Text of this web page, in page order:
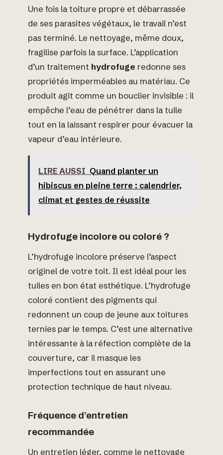
Une fois la toiture propre et débarrassée
de ses parasites végétaux, le travail n’est
pas terminé. Le nettoyage, même doux,
fragilise parfois la surface. L’application
d’un traitement hydrofuge redonne ses
propriétés imperméables au matériau. Ce
produit agit comme un bouclier invisible : il
empêche l’eau de pénétrer dans la tuile
tout en la laissant respirer pour évacuer la
vapeur d’eau intérieure.
LIRE AUSSI Quand planter un
hibiscus en pleine terre : calendrier,
climat et gestes de réussite
Hydrofuge incolore ou coloré ?
L’hydrofuge incolore préserve l’aspect
originel de votre toit. Il est idéal pour les
tuiles en bon état esthétique. L’hydrofuge
coloré contient des pigments qui
redonnent un coup de jeune aux toitures
ternies par le temps. C’est une alternative
intéressante à la réfection complète de la
couverture, car il masque les
imperfections tout en assurant une
protection technique de haut niveau.
Fréquence d’entretien
recommandée
Un entretien léger, comme le nettoyage